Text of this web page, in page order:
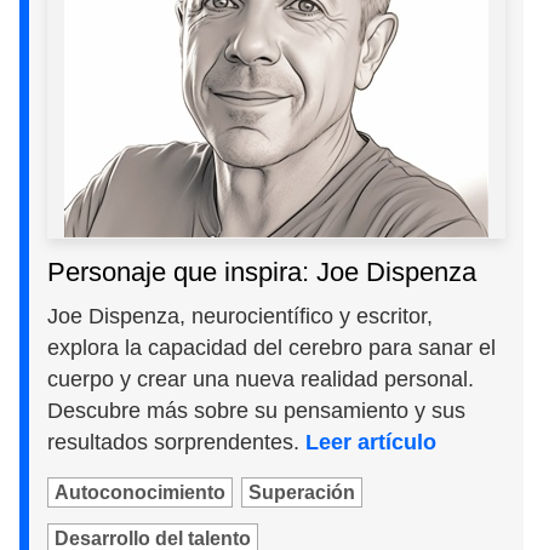
Personaje que inspira: Joe Dispenza
Joe Dispenza, neurocientífico y escritor,
explora la capacidad del cerebro para sanar el
cuerpo y crear una nueva realidad personal.
Descubre más sobre su pensamiento y sus
resultados sorprendentes. Leer artículo
Autoconocimiento Superación
Desarrollo del talento